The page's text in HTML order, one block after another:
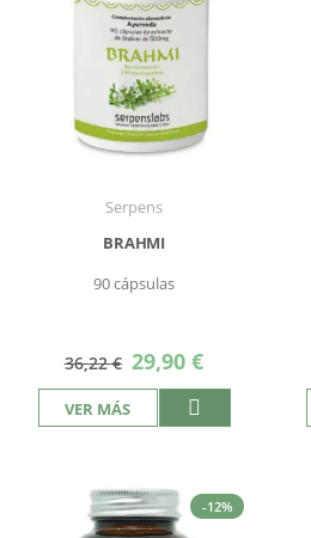
Serpens
BRAHMI
90 cápsulas
36,22 € Precio
especial
29,90 €
VER MÁS
-12%